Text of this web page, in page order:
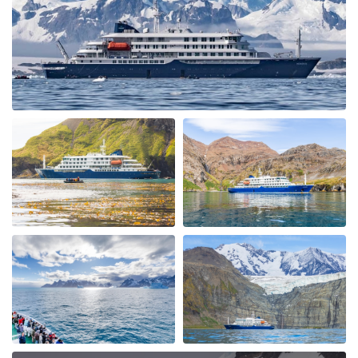
exploring the Bays seeing Humpback Whales & Killers
Whales. The ice conditions allowed us to cross the
"Antarctic Circle" with Petrals, Albatrosses & Fulmars
following us. We had a spectacular ship cruise through
the "Gunnel" towards Marguerite Bay a place I had
heard alot about and it was fantastic with incredible
icebergs and Peninsular beauty in the background. We
visited Stonington Island and with old USA and British
Antarctic Bases, what a piece of history, very
interesting. Moving back up the west coast of the
Peninsular we also visited Salpetiere Bay and Peterman
Island. Back in the Zodiacs again to explore and most
days we were out in them morning and afternoon. Back
for lunch in-between and superb dining. More Whales
spotted at Foyn Harbour & Cievra Cove and visited the
Guvernoren Shipwreckand old Whaling Ship. We also
saw the old Argentinian Primavera Base on a rocky
outcrop. We then visted eEephant Point and walked
along the beach by the massive Elephant Seals, what a
sight. At Whalers Bay and Deception Island we went on